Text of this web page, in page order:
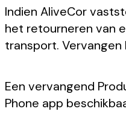
Indien AliveCor
het retourneren van
transport. Vervangen
Een vervangend
Phone app